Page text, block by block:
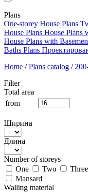
Plans
One-storey House Plans
House Plans House Plans
House Plans with
Baths Plans
Home / Plans catalog /
Filter
Total area
from
Ширина
Длина
Number of storeys
One
Two
Three
Mansard
Walling material